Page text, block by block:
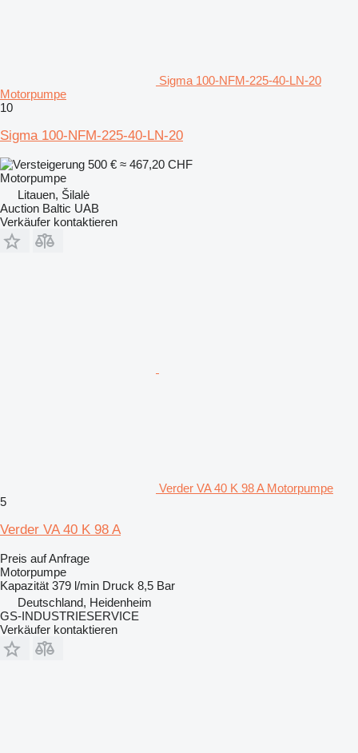
Sigma 100-NFM-225-40-LN-20
Motorpumpe
10
Sigma 100-NFM-225-40-LN-20
500 € ≈ 467,20 CHF
Motorpumpe
Litauen, Šilalė
Auction Baltic UAB
Verkäufer kontaktieren
Verder VA 40 K 98 A Motorpumpe
5
Verder VA 40 K 98 A
Preis auf Anfrage
Motorpumpe
Kapazität 379 l/min Druck 8,5 Bar
Deutschland, Heidenheim
GS-INDUSTRIESERVICE
Verkäufer kontaktieren